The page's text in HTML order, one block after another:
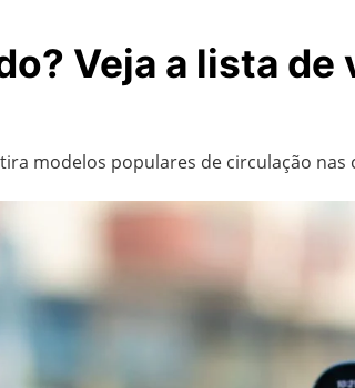
Veja a lista
modelos populares de circulação